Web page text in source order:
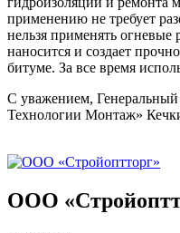
применению не требует
нельзя применять
наносится и создает
битуме. За все время
С уважением,
Технологии Монтаж»
ООО